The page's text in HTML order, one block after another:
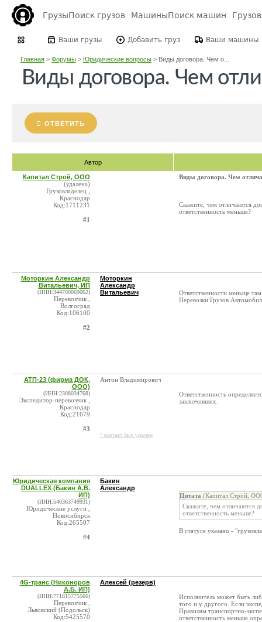
ГрузыПоиск грузов МашиныПоиск машин
Ваши грузы Добавить груз Ваши машины
Главная> Форумы> Юридические вопросы> Виды договора. Чем о...
Виды договора. Чем
ОТВЕТИТЬ
Автор
Капитал Строй, ООО
(удалена)
Грузовладелец ,
Краснодар
Код:1711231
#1
Виды договора. Чем
Скажите, чем отличаются
ответственность меньше?
Моторкин Александр
Витальевич, ИП
(ИНН:344700069062)
Перевозчик ,
Волгоград
Код:106100
#2
Моторкин
Александр
Витальевич
Ответственности меньще
Перевозки Грузов
АТП-23 (фирма ДОК,
ООО)
(ИНН:2308034768)
Экспедитор-перевозчик ,
Краснодар
Код:21679
#3
Антон Владимирович
* контакт был удален
Ответственность
заключивших.
Юридическая компания
DUALLEX (Бакин А.В.
ИП)
(ИНН:540363749931)
Юридические услуги ,
Новосибирск
Код:265507
#4
Бакин
Александр
Цитата (Капитал Строй,
Скажите, чем отличаются
ответственность меньше?
В статусе указано -
4G-транс (Никоноров
А.Б. ИП)
(ИНН:771815775566)
Перевозчик ,
Львовский (Подольск)
Код:5425570
Алексей (резерв)
Исполнитель может быть
того и у другого. Если
Правилам транспортно-
ответственность меньше